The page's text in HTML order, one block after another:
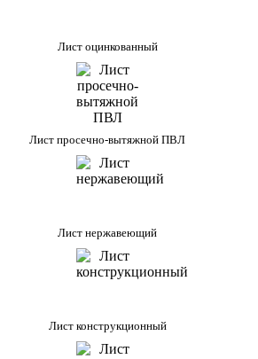
Лист оцинкованный
Лист просечно-вытяжной ПВЛ
Лист нержавеющий
Лист конструкционный